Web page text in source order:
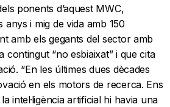
ponents d’aquest MWC,
i mig de vida amb 150
amb els gegants del sector amb
contingut “no esbiaixat” i que cita
“En les últimes dues dècades
en els motors de recerca. Ens
intel·ligència artificial hi havia una